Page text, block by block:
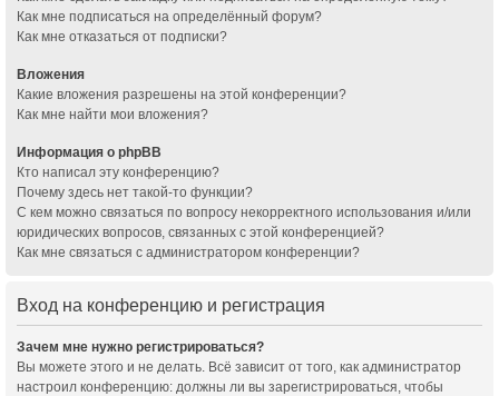
Как мне подписаться на определённый форум?
Как мне отказаться от подписки?
Вложения
Какие вложения разрешены на этой конференции?
Как мне найти мои вложения?
Информация о phpBB
Кто написал эту конференцию?
Почему здесь нет такой-то функции?
С кем можно связаться по вопросу некорректного использования и/или
юридических вопросов, связанных с этой конференцией?
Как мне связаться с администратором конференции?
Вход на конференцию и регистрация
Зачем мне нужно регистрироваться?
Вы можете этого и не делать. Всё зависит от того, как администратор
настроил конференцию: должны ли вы зарегистрироваться, чтобы